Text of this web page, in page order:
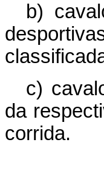
b)
c)
da
corrida.